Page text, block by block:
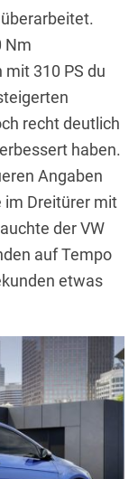
Nm
310 PS du
recht deutlich
haben.
Angaben
im Dreitürer mit
der VW
auf Tempo
etwas